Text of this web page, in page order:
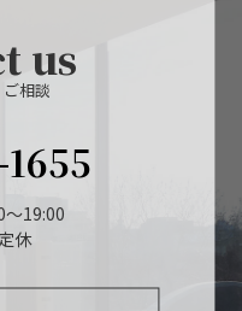
us
相談
～19:00
休